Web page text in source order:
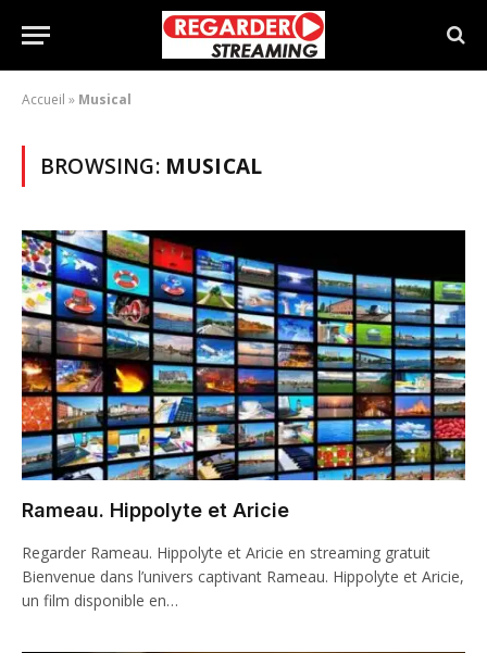
Accueil » Musical
BROWSING: MUSICAL
Rameau. Hippolyte et Aricie
Regarder Rameau. Hippolyte et Aricie en streaming gratuit
Bienvenue dans l’univers captivant Rameau. Hippolyte et Aricie,
un film disponible en…